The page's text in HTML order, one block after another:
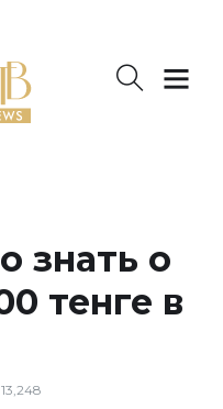
знать о
тенге в
13,248